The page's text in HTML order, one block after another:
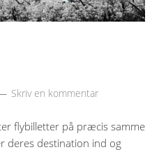
Skriv en kommentar
flybilletter på præcis samme
deres destination ind og